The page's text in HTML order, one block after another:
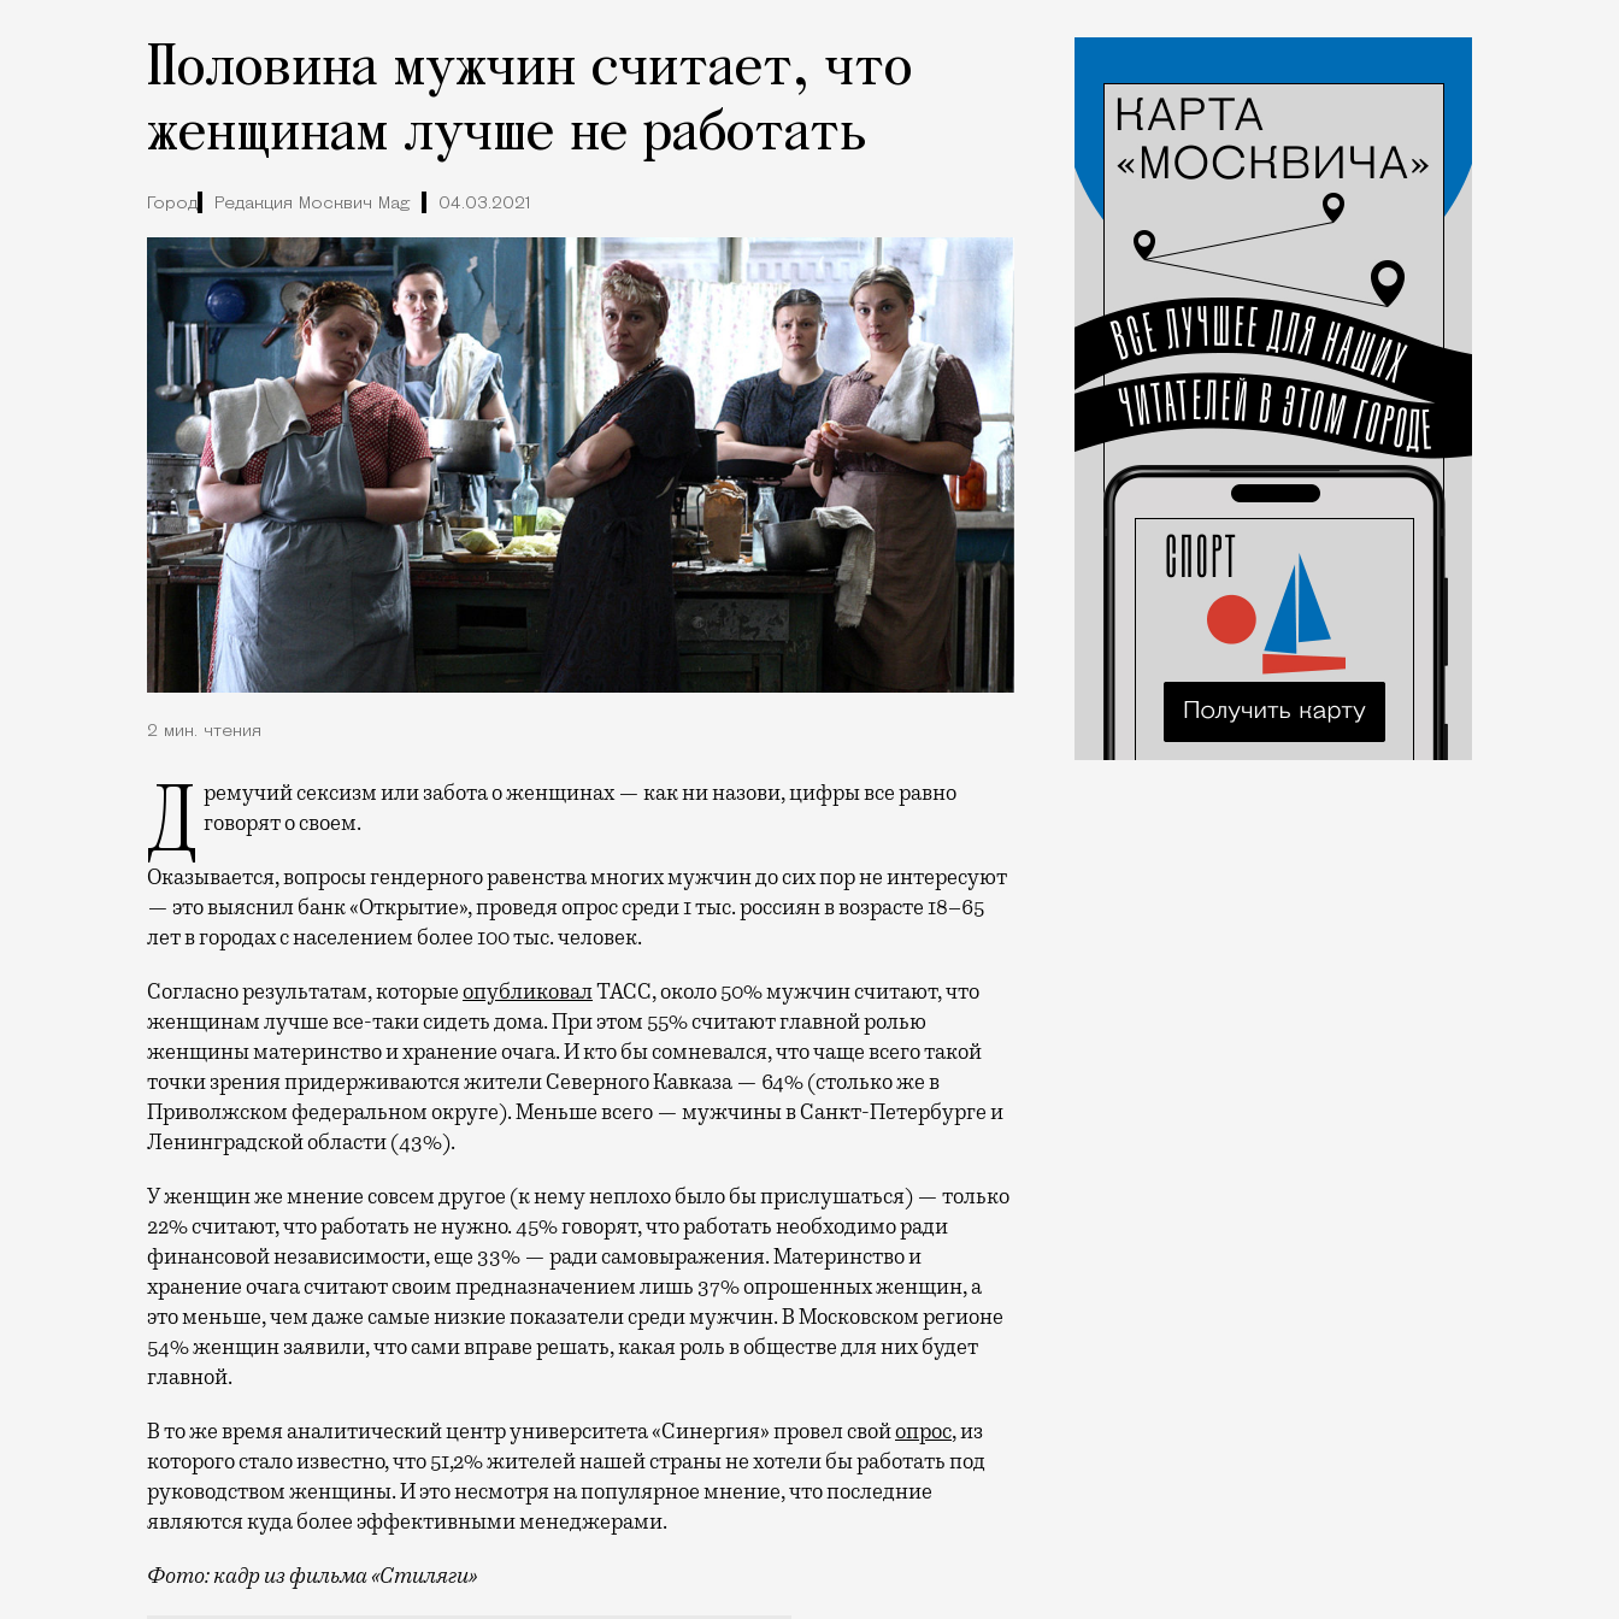
Половина мужчин считает, что
женщинам лучше не работать
Город Редакция Москвич Mag 04.03.2021
2 мин. чтения
Дремучий сексизм или забота о женщинах — как ни назови, цифры все равно говорят о своем.
Оказывается, вопросы гендерного равенства многих мужчин до сих пор не интересуют
— это выяснил банк «Открытие», проведя опрос среди 1 тыс. россиян в возрасте 18–65
лет в городах с населением более 100 тыс. человек.
Согласно результатам, которыеопубликовалТАСС, около 50% мужчин считают, что
женщинам лучше все-таки сидеть дома. При этом 55% считают главной ролью
женщины материнство и хранение очага. И кто бы сомневался, что чаще всего такой
точки зрения придерживаются жители Северного Кавказа — 64% (столько же в
Приволжском федеральном округе). Меньше всего — мужчины в Санкт-Петербурге и
Ленинградской области (43%).
У женщин же мнение совсем другое (к нему неплохо было бы прислушаться) — только
22% считают, что работать не нужно. 45% говорят, что работать необходимо ради
финансовой независимости, еще 33% — ради самовыражения. Материнство и
хранение очага считают своим предназначением лишь 37% опрошенных женщин, а
это меньше, чем даже самые низкие показатели среди мужчин. В Московском регионе
54% женщин заявили, что сами вправе решать, какая роль в обществе для них будет
главной.
В то же время аналитический центр университета «Синергия» провел свойопрос, из
которого стало известно, что 51,2% жителей нашей страны не хотели бы работать под
руководством женщины. И это несмотря на популярное мнение, что последние
являются куда более эффективными менеджерами.
Фото: кадр из фильма «Стиляги»